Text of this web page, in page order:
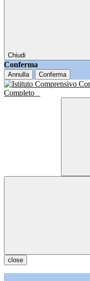
Chiudi
Conferma
Annulla Conferma
Completo
close